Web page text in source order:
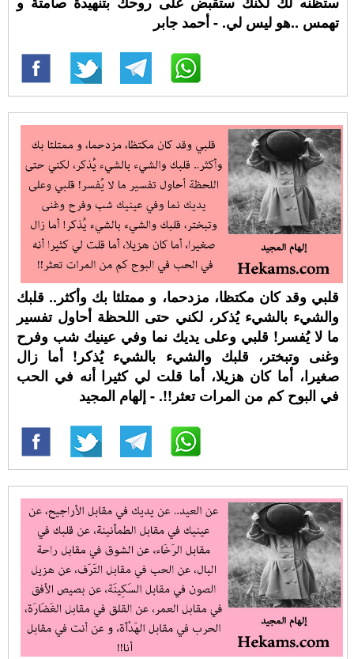
تهمس ..هو ليس لي. - أحمد جابر
قلبي وقد كان مكتظا، مزدحما، و ممتلئا بك وأكثر.. قلبك
والشيء بالشيء يُذكر، لكني حتى اللحظة أحاول تفسير
ما لا يُفسر! قلبي وعلى يديك نما وفي عينيك شب وفرح
وغنى وتبختر، قلبك والشيء بالشيء يُذكر! أما زال
صغيرا، أما كان هزيلا، أما قلت لي كثيرا أنه في الحب
في البوح كم من المرات تعثر!!. - إلهام المجيد